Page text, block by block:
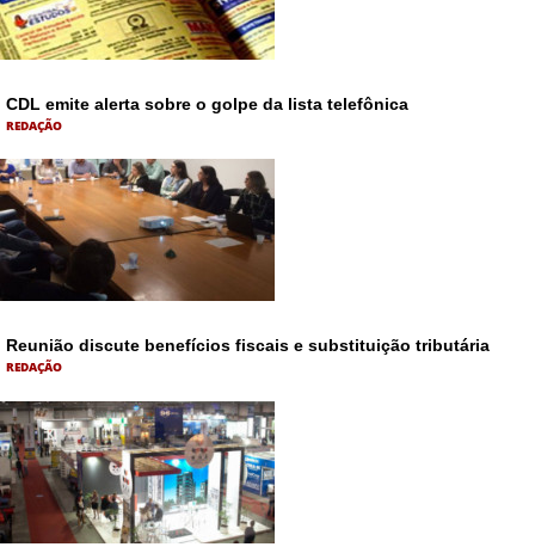
CDL emite alerta sobre o golpe da lista telefônica
REDAÇÃO
Reunião discute benefícios fiscais e substituição tributária
REDAÇÃO